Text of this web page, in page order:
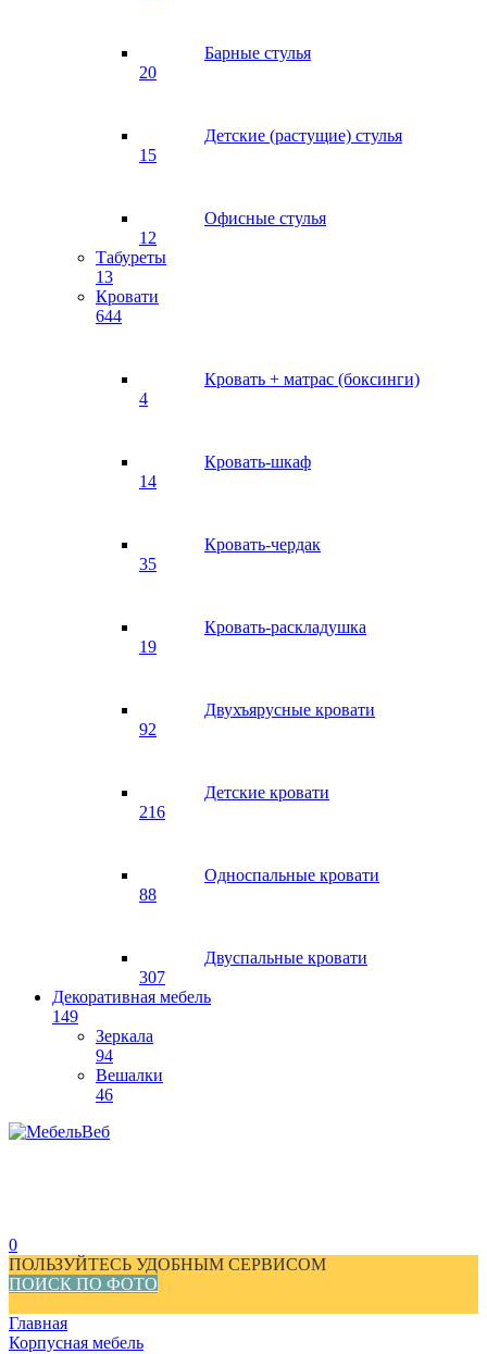
Барные стулья
20
Детские (растущие) стулья
15
Офисные стулья
12
Табуреты
13
Кровати
644
Кровать + матрас (боксинги)
4
Кровать-шкаф
14
Кровать-чердак
35
Кровать-раскладушка
19
Двухъярусные кровати
92
Детские кровати
216
Односпальные кровати
88
Двуспальные кровати
307
Декоративная мебель
149
Зеркала
94
Вешалки
46
0
ПОЛЬЗУЙТЕСЬ УДОБНЫМ СЕРВИСОМ
ПОИСК ПО ФОТО
Главная
Корпусная мебель